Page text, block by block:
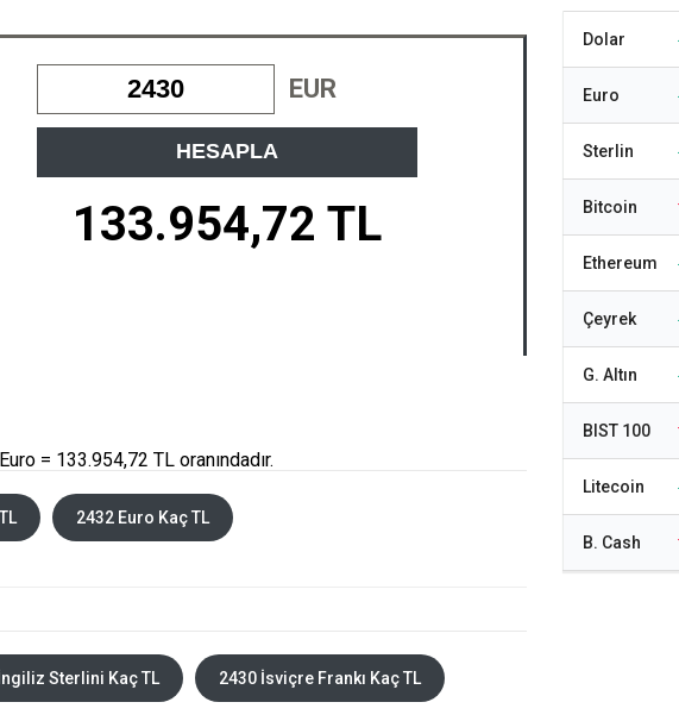
EUR
HESAPLA
133.954,72 TL
= 133.954,72 TL oranındadır.
2432 Euro Kaç TL
Sterlini Kaç TL 2430 İsviçre Frankı Kaç TL
Dolar
Euro
Sterlin
Bitcoin
Ethereum
Çeyrek
G. Altın
BIST 100
Litecoin
B. Cash